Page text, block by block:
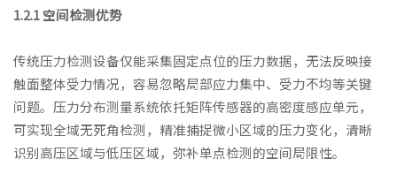
1.2.1 空间检测优势
传统压力检测设备仅能采集固定点位的压力数据，无法反映接
触面整体受力情况，容易忽略局部应力集中、受力不均等关键
问题。压力分布测量系统依托矩阵传感器的高密度感应单元，
可实现全域无死角检测，精准捕捉微小区域的压力变化，清晰
识别高压区域与低压区域，弥补单点检测的空间局限性。